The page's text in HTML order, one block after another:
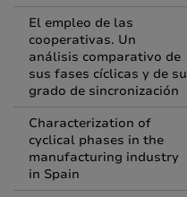
El empleo de las
cooperativas. Un
análisis comparativo de
sus fases cíclicas y de su
grado de sincronización
Characterization of
cyclical phases in the
manufacturing industry
in Spain